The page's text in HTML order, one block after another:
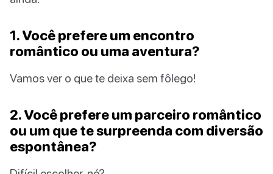
1. Você prefere um encontro
romântico ou uma aventura?
Vamos ver o que te deixa sem fôlego!
2. Você prefere um parceiro romântico
ou um que te surpreenda com diversão
espontânea?